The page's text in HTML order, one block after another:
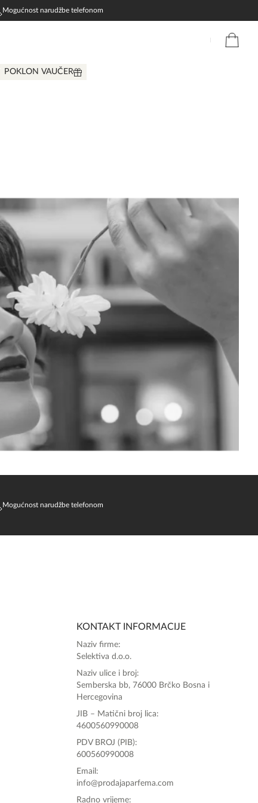
Mogućnost narudžbe telefonom
POKLON VAUČER
Mogućnost narudžbe telefonom
KONTAKT INFORMACIJE
Naziv firme:
Selektiva d.o.o.
Naziv ulice i broj:
Semberska bb, 76000 Brčko Bosna i
Hercegovina
JIB – Matični broj lica:
4600560990008
PDV BROJ (PIB):
600560990008
Email:
info@prodajaparfema.com
Radno vrijeme: